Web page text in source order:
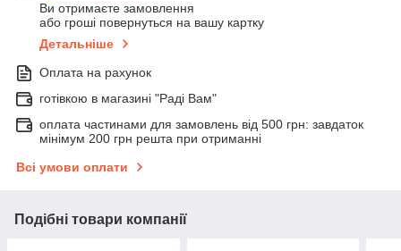
Ви отримаєте замовлення
або гроші повернуться на вашу картку
Детальніше
Оплата на рахунок
готівкою в магазині "Раді Вам"
оплата частинами для замовлень від 500 грн: завдаток
мінімум 200 грн решта при отриманні
Всі умови оплати
Подібні товари компанії